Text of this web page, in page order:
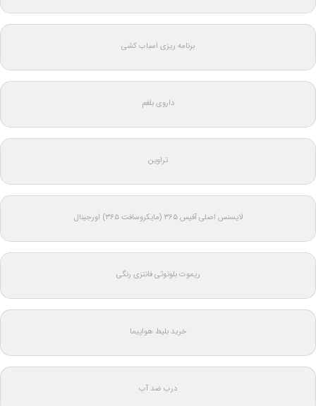
برنامه ریزی اسباب کشی
داروی بلغم
تراوین
لایسنس اصلی آفیس ۳۶۵ (مایکروسافت ۳۶۵) اورجینال
ریموت بلوتوثی فانتزی رنگی
خرید بلیط هواپیما
درب ضد آب